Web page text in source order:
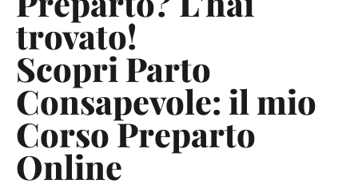
trovato!
Scopri Parto
Consapevole: il mio
Corso Preparto
Online